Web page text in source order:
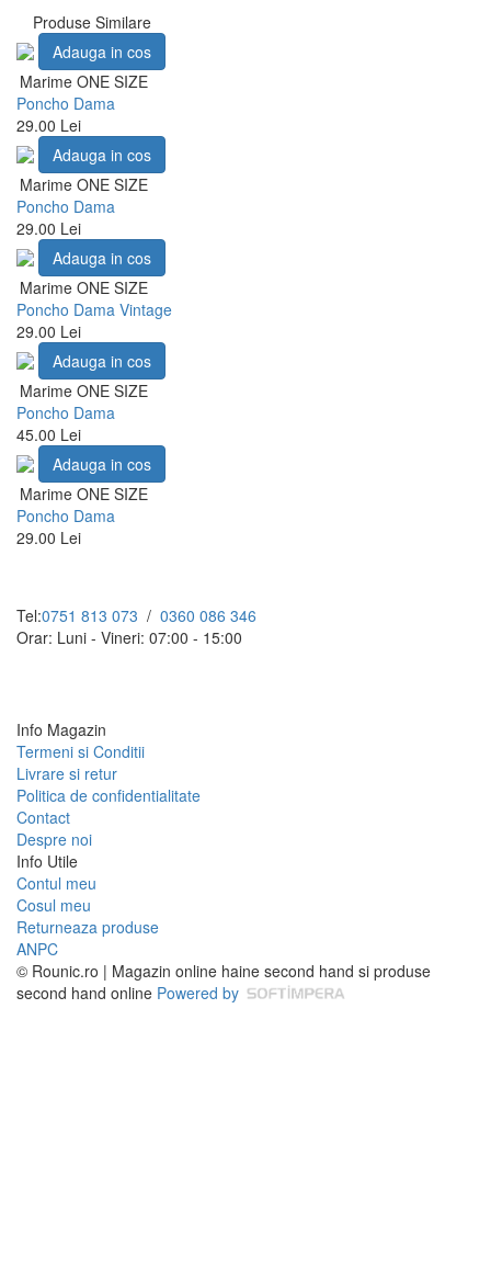
Produse Similare
Adauga in cos
Marime ONE SIZE
Poncho Dama
29.00 Lei
Adauga in cos
Marime ONE SIZE
Poncho Dama
29.00 Lei
Adauga in cos
Marime ONE SIZE
Poncho Dama Vintage
29.00 Lei
Adauga in cos
Marime ONE SIZE
Poncho Dama
45.00 Lei
Adauga in cos
Marime ONE SIZE
Poncho Dama
29.00 Lei
Tel:0751 813 073 / 0360 086 346
Orar: Luni - Vineri: 07:00 - 15:00
Info Magazin
Termeni si Conditii
Livrare si retur
Politica de confidentialitate
Contact
Despre noi
Info Utile
Contul meu
Cosul meu
Returneaza produse
ANPC
© Rounic.ro | Magazin online haine second hand si produse
second hand online Powered by